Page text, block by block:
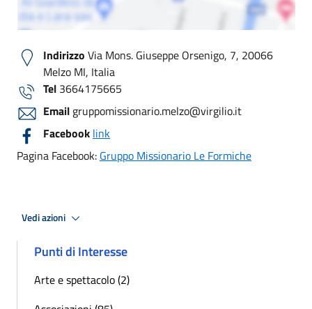
Indirizzo Via Mons. Giuseppe Orsenigo, 7, 20066
Melzo MI, Italia
Tel 3664175665
Email gruppomissionario.melzo@virgilio.it
Facebook link
Pagina Facebook: Gruppo Missionario Le Formiche
Vedi azioni
Punti di Interesse
Arte e spettacolo (2)